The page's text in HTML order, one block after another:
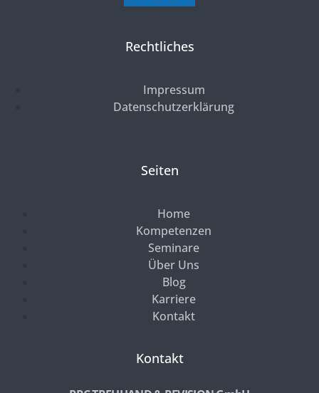
Rechtliches
Impressum
Datenschutzerklärung
Seiten
Home
Kompetenzen
Seminare
Über Uns
Blog
Karriere
Kontakt
Kontakt